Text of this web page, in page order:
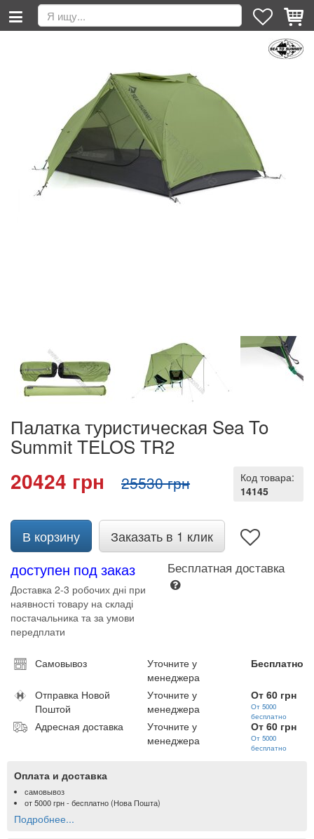
Палатка туристическая Sea To
Summit TELOS TR2
Код товара:
14145
20424 грн 25530 грн
В корзину Заказать в 1 клик
доступен под заказ
Доставка 2-3 робочих дні при
наявності товару на складі
постачальника та за умови
передплати
Бесплатная доставка
Самовывоз
Уточните у
менеджера
Бесплатно
Отправка Новой
Поштой
Уточните у
менеджера
От 60 грн
От 5000
бесплатно
Адресная доставка
Уточните у
менеджера
От 60 грн
От 5000
бесплатно
Оплата и доставка
самовывоз
от5000 грн- бесплатно (Нова Пошта)
Подробнее...